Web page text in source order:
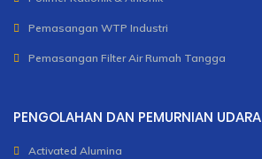
Pemasangan WTP Industri
Pemasangan Filter Air Rumah Tangga
PENGOLAHAN DAN PEMURNIAN UDARA
Activated Alumina